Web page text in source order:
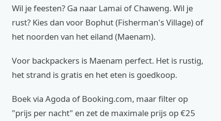
Wil je feesten? Ga naar Lamai of Chaweng. Wil je
rust? Kies dan voor Bophut (Fisherman's Village) of
het noorden van het eiland (Maenam).
Voor backpackers is Maenam perfect. Het is rustig,
het strand is gratis en het eten is goedkoop.
Boek via Agoda of Booking.com, maar filter op
"prijs per nacht" en zet de maximale prijs op €25